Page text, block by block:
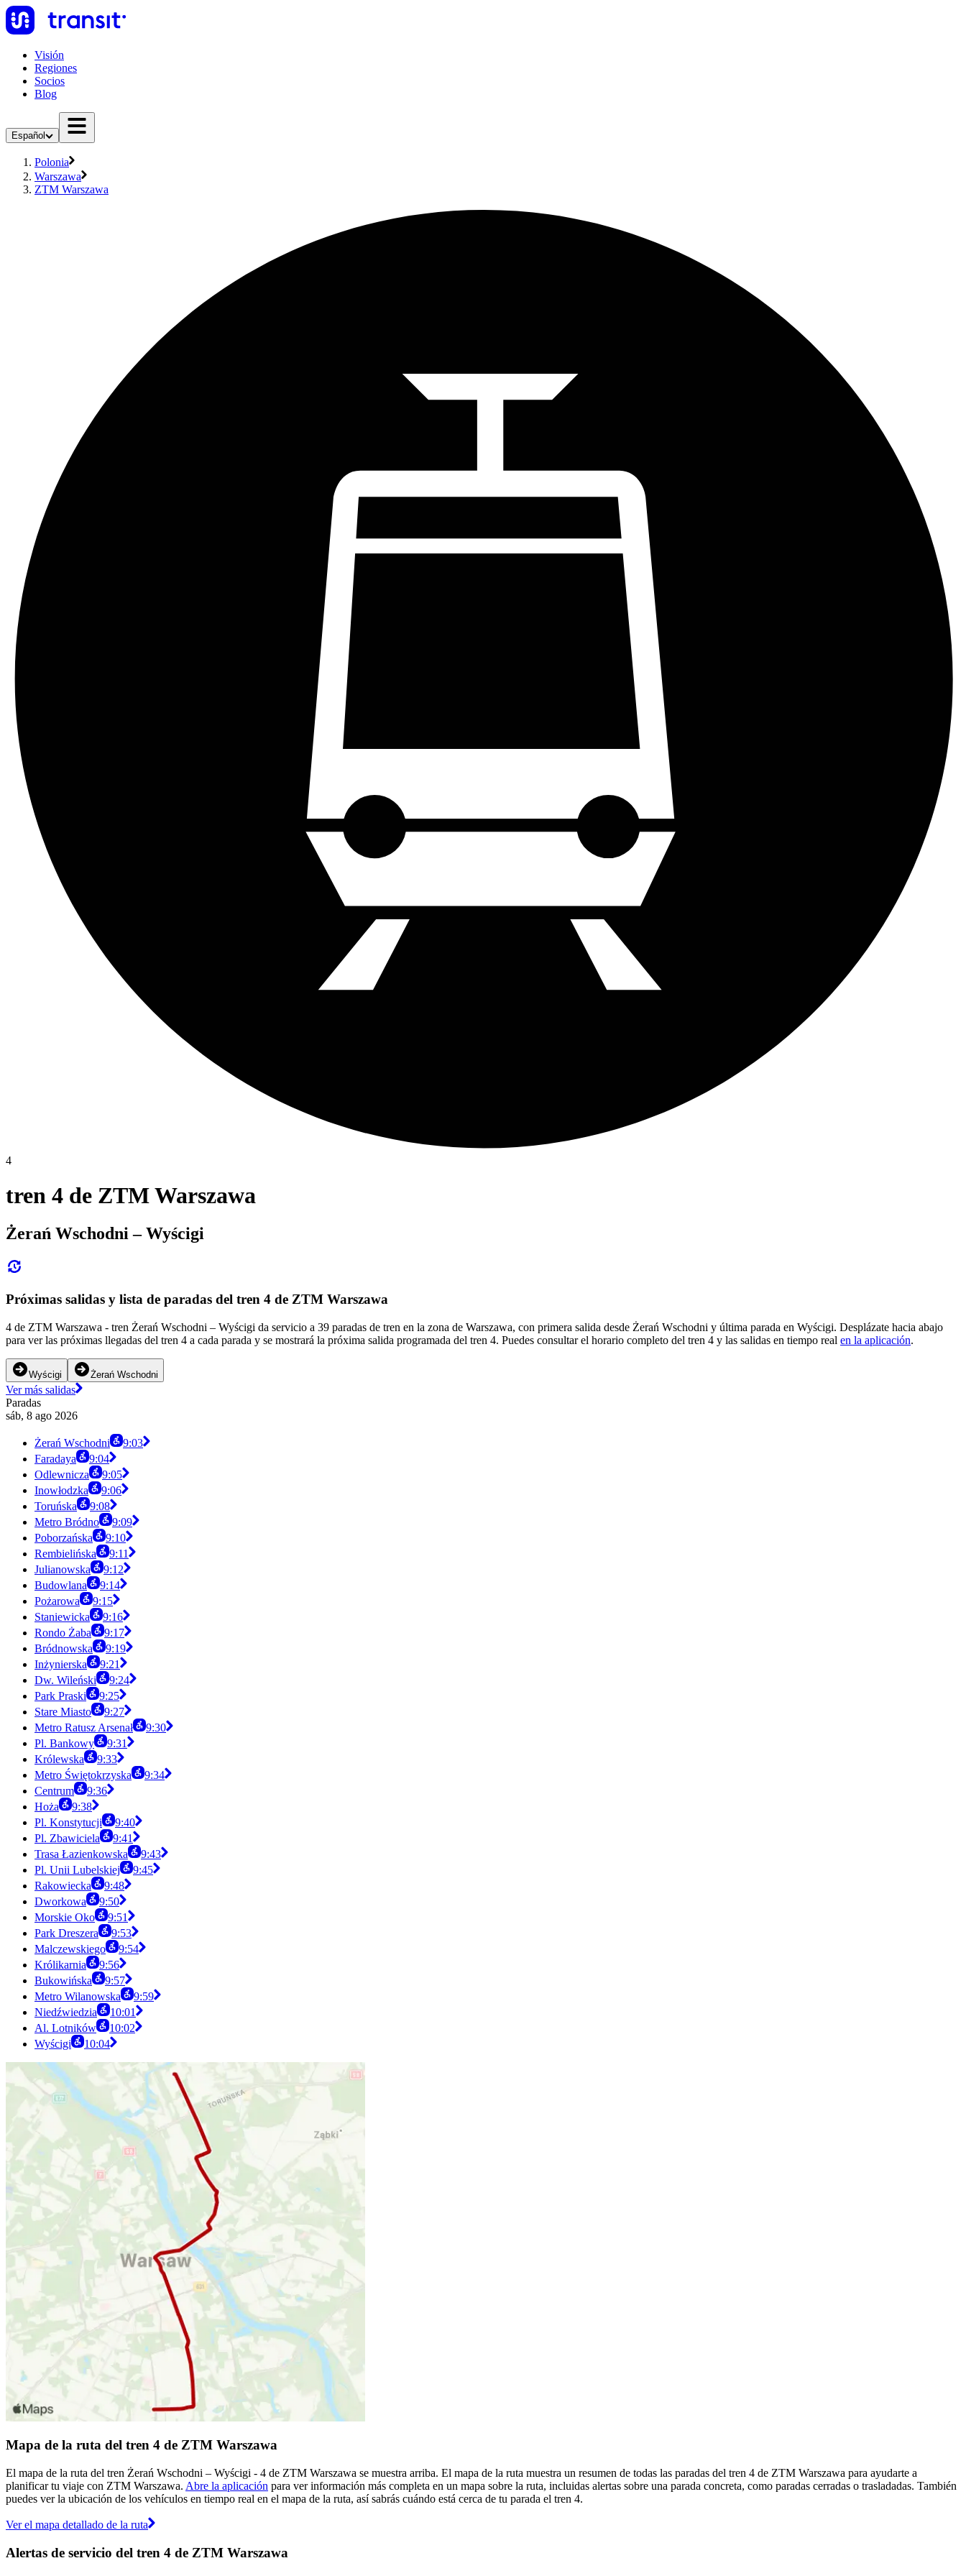
Visión
Regiones
Socios
Blog
Español
Polonia
Warszawa
ZTM Warszawa
4
tren 4 de ZTM Warszawa
Żerań Wschodni – Wyścigi
Próximas salidas y lista de paradas del tren 4 de ZTM Warszawa
4 de ZTM Warszawa - tren Żerań Wschodni – Wyścigi da servicio a 39 paradas de tren en la zona de Warszawa, con primera salida desde Żerań Wschodni y última parada en Wyścigi. Desplázate hacia abajo
para ver las próximas llegadas del tren 4 a cada parada y se mostrará la próxima salida programada del tren 4. Puedes consultar el horario completo del tren 4 y las salidas en tiempo real en la aplicación.
Wyścigi Żerań Wschodni
Ver más salidas
Paradas
sáb, 8 ago 2026
Żerań Wschodni
9:03
Faradaya
9:04
Odlewnicza
9:05
Inowłodzka
9:06
Toruńska
9:08
Metro Bródno
9:09
Poborzańska
9:10
Rembielińska
9:11
Julianowska
9:12
Budowlana
9:14
Pożarowa
9:15
Staniewicka
9:16
Rondo Żaba
9:17
Bródnowska
9:19
Inżynierska
9:21
Dw. Wileński
9:24
Park Praski
9:25
Stare Miasto
9:27
Metro Ratusz Arsenał
9:30
Pl. Bankowy
9:31
Królewska
9:33
Metro Świętokrzyska
9:34
Centrum
9:36
Hoża
9:38
Pl. Konstytucji
9:40
Pl. Zbawiciela
9:41
Trasa Łazienkowska
9:43
Pl. Unii Lubelskiej
9:45
Rakowiecka
9:48
Dworkowa
9:50
Morskie Oko
9:51
Park Dreszera
9:53
Malczewskiego
9:54
Królikarnia
9:56
Bukowińska
9:57
Metro Wilanowska
9:59
Niedźwiedzia
10:01
Al. Lotników
10:02
Wyścigi
10:04
Mapa de la ruta del tren 4 de ZTM Warszawa
El mapa de la ruta del tren Żerań Wschodni – Wyścigi - 4 de ZTM Warszawa se muestra arriba. El mapa de la ruta muestra un resumen de todas las paradas del tren 4 de ZTM Warszawa para ayudarte a
planificar tu viaje con ZTM Warszawa. Abre la aplicación para ver información más completa en un mapa sobre la ruta, incluidas alertas sobre una parada concreta, como paradas cerradas o trasladadas. También
puedes ver la ubicación de los vehículos en tiempo real en el mapa de la ruta, así sabrás cuándo está cerca de tu parada el tren 4.
Ver el mapa detallado de la ruta
Alertas de servicio del tren 4 de ZTM Warszawa